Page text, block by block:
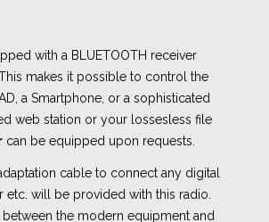
with a BLUETOOTH receiver
makes it possible to control the
a Smartphone, or a sophisticated
web station or your lossesless file
can be equipped upon requests.
cable to connect any digital
etc. will be provided with this radio.
the modern equipment and